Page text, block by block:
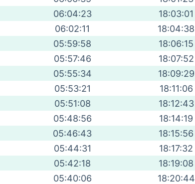
06:04:23
18:03:01
06:02:11
18:04:38
05:59:58
18:06:15
05:57:46
18:07:52
05:55:34
18:09:29
05:53:21
18:11:06
05:51:08
18:12:43
05:48:56
18:14:19
05:46:43
18:15:56
05:44:31
18:17:32
05:42:18
18:19:08
05:40:06
18:20:44